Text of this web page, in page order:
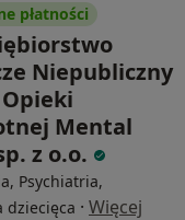
płatności
Niepubliczny
Opieki
Mental
z o.o.
Psychiatria,
dziecięca · Więcej